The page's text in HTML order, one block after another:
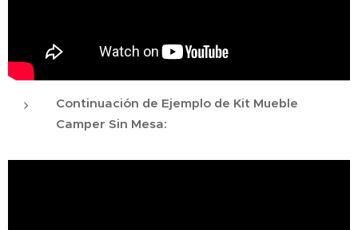
Continuación de Ejemplo de Kit Mueble
Camper Sin Mesa: